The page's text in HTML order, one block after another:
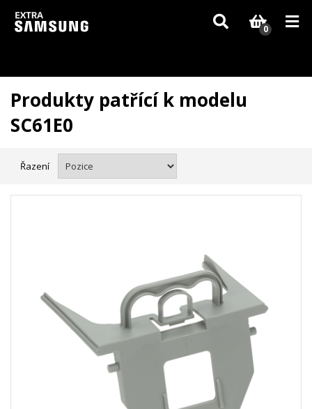
Vzhledem k aktuální situaci se může dodání dílů, které nejsou skladem,
zpozdit. Děkujeme za pochopení.
0
Produkty patřící k modelu
SC61E0
Řazení